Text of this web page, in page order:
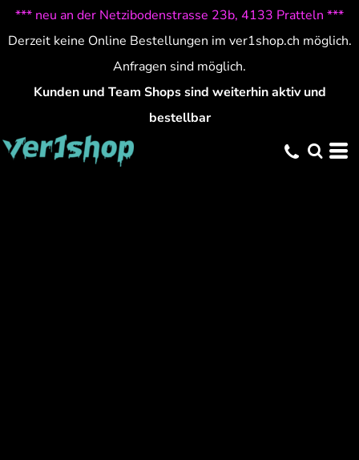
*** neu an der Netzibodenstrasse 23b, 4133 Pratteln ***
Derzeit keine Online Bestellungen im ver1shop.ch möglich.
Anfragen sind möglich.
Kunden und Team Shops sind weiterhin aktiv und
bestellbar